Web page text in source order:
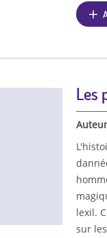
Les
lexil.
sur